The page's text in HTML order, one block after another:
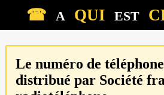
☎ A QUI EST
Le numéro de téléphone
distribué par Société